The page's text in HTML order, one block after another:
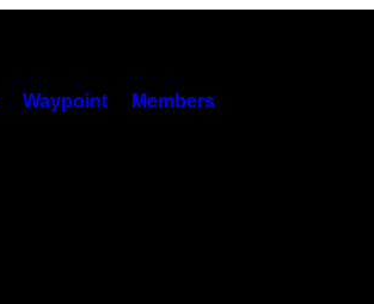
Waypoint Members